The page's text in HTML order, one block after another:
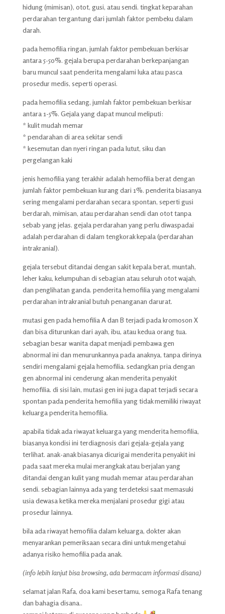
hidung (mimisan), otot, gusi, atau sendi. tingkat keparahan
perdarahan tergantung dari jumlah faktor pembeku dalam
darah.
pada hemofilia ringan, jumlah faktor pembekuan berkisar
antara 5-50%. gejala berupa perdarahan berkepanjangan
baru muncul saat penderita mengalami luka atau pasca
prosedur medis, seperti operasi.
pada hemofilia sedang, jumlah faktor pembekuan berkisar
antara 1-5%. Gejala yang dapat muncul meliputi:
* kulit mudah memar
* pendarahan di area sekitar sendi
* kesemutan dan nyeri ringan pada lutut, siku dan
pergelangan kaki
jenis hemofilia yang terakhir adalah hemofilia berat dengan
jumlah faktor pembekuan kurang dari 1%. penderita biasanya
sering mengalami perdarahan secara spontan, seperti gusi
berdarah, mimisan, atau perdarahan sendi dan otot tanpa
sebab yang jelas. gejala perdarahan yang perlu diwaspadai
adalah perdarahan di dalam tengkorak kepala (perdarahan
intrakranial).
gejala tersebut ditandai dengan sakit kepala berat, muntah,
leher kaku, kelumpuhan di sebagian atau seluruh otot wajah,
dan penglihatan ganda. penderita hemofilia yang mengalami
perdarahan intrakranial butuh penanganan darurat.
mutasi gen pada hemofilia A dan B terjadi pada kromoson X
dan bisa diturunkan dari ayah, ibu, atau kedua orang tua.
sebagian besar wanita dapat menjadi pembawa gen
abnormal ini dan menurunkannya pada anaknya, tanpa dirinya
sendiri mengalami gejala hemofilia. sedangkan pria dengan
gen abnormal ini cenderung akan menderita penyakit
hemofilia. di sisi lain, mutasi gen ini juga dapat terjadi secara
spontan pada penderita hemofilia yang tidak memiliki riwayat
keluarga penderita hemofilia.
apabila tidak ada riwayat keluarga yang menderita hemofilia,
biasanya kondisi ini terdiagnosis dari gejala-gejala yang
terlihat. anak-anak biasanya dicurigai menderita penyakit ini
pada saat mereka mulai merangkak atau berjalan yang
ditandai dengan kulit yang mudah memar atau perdarahan
sendi. sebagian lainnya ada yang terdeteksi saat memasuki
usia dewasa ketika mereka menjalani prosedur gigi atau
prosedur lainnya.
bila ada riwayat hemofilia dalam keluarga, dokter akan
menyarankan pemeriksaan secara dini untuk mengetahui
adanya risiko hemofilia pada anak.
(info lebih lanjut bisa browsing, ada bermacam informasi disana)
selamat jalan Rafa, doa kami besertamu, semoga Rafa tenang
dan bahagia disana..